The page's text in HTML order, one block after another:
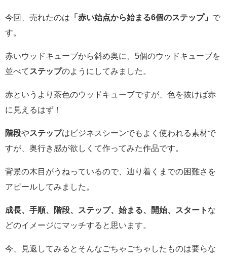
今回、売れたのは 「赤い始点から始まる6個のステップ」 で
す。
赤いウッドキューブから斜め奥に、5個のウッドキューブを
並べて ステップのようにしてみました。
赤というより茶色のウッドキューブですが、色を抜けば赤
に見えるはず！
階段やステップはビジネスシーンでもよく使われる素材で
すが、奥行き感が欲しくて作ってみた作品です。
背景の木目がうねっているので、辿り着くまでの困難さを
アピールしてみました。
成長、手順、階段、ステップ、始まる、開始、スタート な
どのイメージにマッチすると思います。
今、見返してみるとそんなごちゃごちゃしたものは要らな